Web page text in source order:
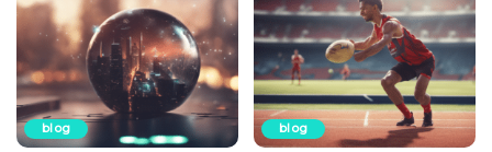
blog blog